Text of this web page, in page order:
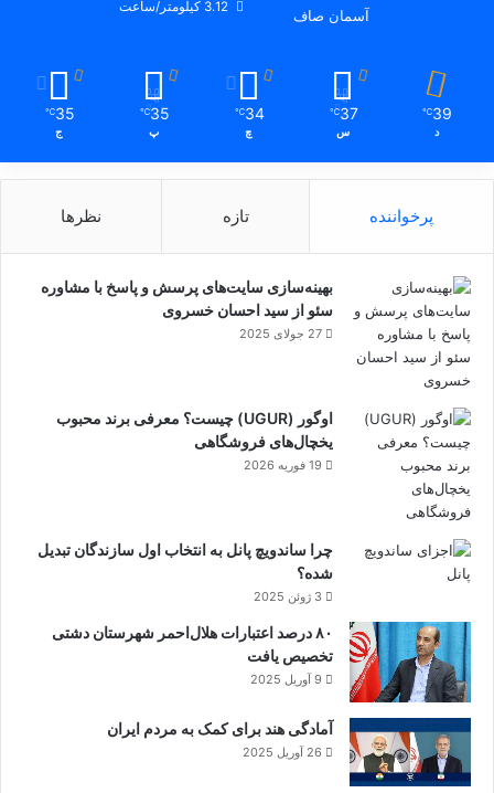
جوان و توجه به بخش اقتصادی تاکید کرد.
عکس‌ از نادر بهرامی است.
کپی لینک
آسمان صاف 3.12 کیلومتر/ساعت
39
℃
د
37
℃
س
34
℃
چ
35
℃
پ
35
℃
ج
پرخواننده تازه نظرها
بهینه‌سازی سایت‌های پرسش و پاسخ با مشاوره
سئو از سید احسان خسروی
27 جولای 2025
اوگور (UGUR) چیست؟ معرفی برند محبوب
یخچال‌های فروشگاهی
19 فوریه 2026
چرا ساندویچ پانل به انتخاب اول سازندگان تبدیل
شده؟
3 ژوئن 2025
۸۰ درصد اعتبارات هلال‌احمر شهرستان دشتی
تخصیص یافت
9 آوریل 2025
آمادگی هند برای کمک به مردم ایران
26 آوریل 2025